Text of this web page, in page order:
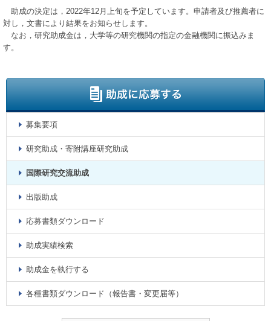
助成の決定は，2022年12月上旬を予定しています。申請者及び推薦者に
対し，文書により結果をお知らせします。
なお，研究助成金は，大学等の研究機関の指定の金融機関に振込みま
す。
募集要項
研究助成・寄附講座研究助成
国際研究交流助成
出版助成
応募書類ダウンロード
助成実績検索
助成金を執行する
各種書類ダウンロード（報告書・変更届等）